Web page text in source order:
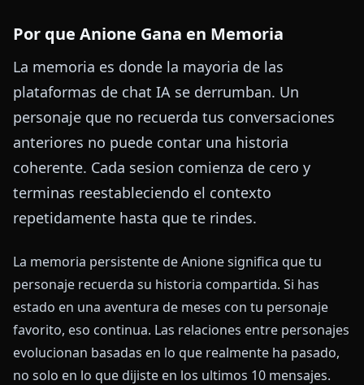
Por que Anione Gana en Memoria
La memoria es donde la mayoria de las
plataformas de chat IA se derrumban. Un
personaje que no recuerda tus conversaciones
anteriores no puede contar una historia
coherente. Cada sesion comienza de cero y
terminas reestableciendo el contexto
repetidamente hasta que te rindes.
La memoria persistente de Anione significa que tu
personaje recuerda su historia compartida. Si has
estado en una aventura de meses con tu personaje
favorito, eso continua. Las relaciones entre personajes
evolucionan basadas en lo que realmente ha pasado,
no solo en lo que dijiste en los ultimos 10 mensajes.